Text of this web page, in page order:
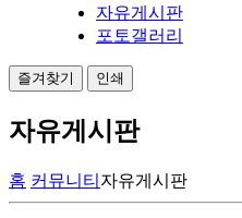
자유게시판
포토갤러리
즐겨찾기 인쇄
자유게시판
홈 커뮤니티 자유게시판